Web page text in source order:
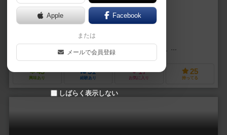
作品説明文の編集者を募集中
パーティ太郎（Party Taro）
やまざき おさむ（Osamu Yamazaki）
メガロマニアックゲーム（Megalomaniac Game）
43
興味あり
51
経験あり
17
お気に入り
25
持ってる
Apple Facebook
または
メールで会員登録
しばらく表示しない